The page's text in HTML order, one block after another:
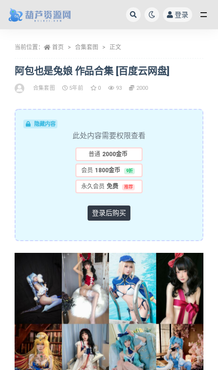
登录
当前位置： 首页 合集套图 正文
阿包也是兔娘 作品合集 [百度云网盘]
合集套图 5年前 0 93 2000
隐藏内容
此处内容需要权限查看
普通 2000金币
会员 1800金币 9折
永久会员 免费 推荐
登录后购买